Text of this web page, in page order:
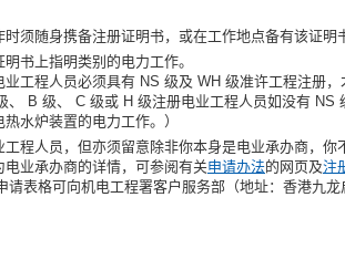
须随身携备注册证明书，或在工作地点备有该证明
书上指明类别的电力工作。
业工程人员必须具有 NS 级及 WH 级准许工程注册
、 B 级、 C 级或 H 级注册电业工程人员如没有 NS
水炉装置的电力工作。）
工程人员，但亦须留意除非你本身是电业承办商，
电业承办商的详情，可参阅有关申请办法的网页及注
请表格可向机电工程署客户服务部（地址：香港九